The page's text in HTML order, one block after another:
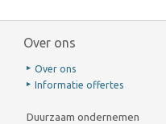
Over ons
Over ons
Informatie offertes
Duurzaam ondernemen